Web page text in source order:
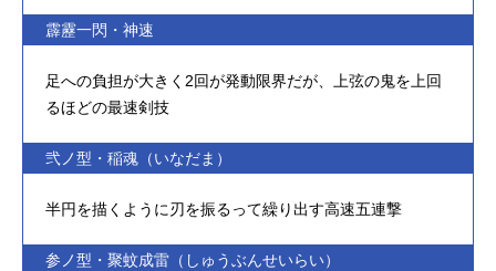
霹靂一閃・神速
足への負担が大きく2回が発動限界だが、上弦の鬼を上回
るほどの最速剣技
弐ノ型・稲魂（いなだま）
半円を描くように刃を振るって繰り出す高速五連撃
参ノ型・聚蚊成雷（しゅうぶんせいらい）